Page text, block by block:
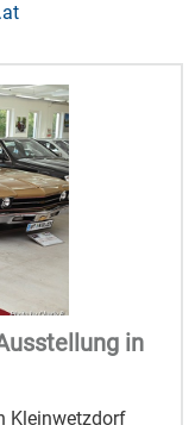
in
Kleinwetzdorf